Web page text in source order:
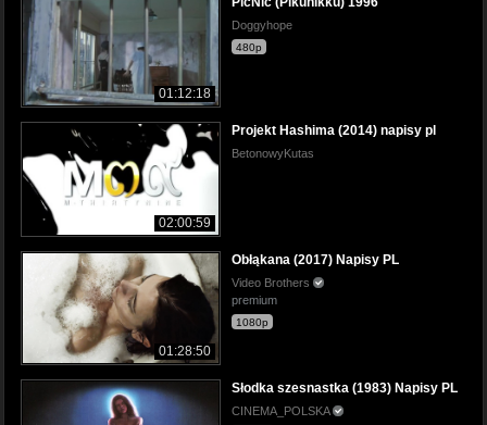
01:12:18
Doggyhope
480p
02:00:59
Projekt Hashima (2014) napisy pl
BetonowyKutas
01:28:50
Obłąkana (2017) Napisy PL
Video Brothers
premium
1080p
Słodka szesnastka (1983) Napisy PL
CINEMA_POLSKA